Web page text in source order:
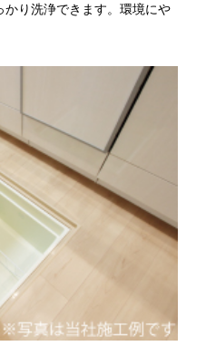
り洗浄できます。環境にや